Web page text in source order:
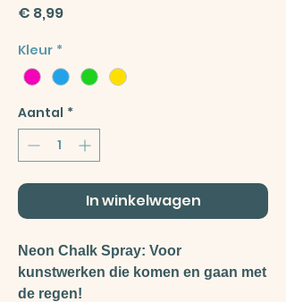
€ 8,99Prijs
Kleur *
Aantal *
In winkelwagen
Neon Chalk Spray: Voor
kunstwerken die komen en gaan met
de regen!